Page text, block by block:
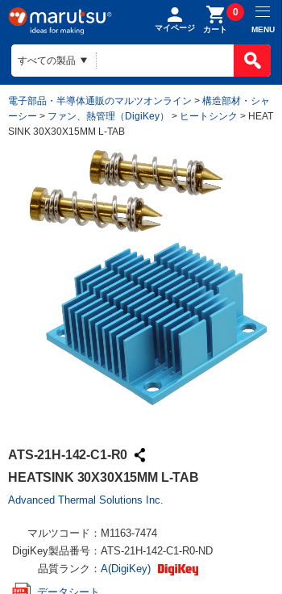
マイページ カート
0
MENU
電子部品・半導体通販のマルツオンライン > 構造部材・シャ
ーシー > ファン、熱管理（DigiKey） > ヒートシンク > HEAT
SINK 30X30X15MM L-TAB
ATS-21H-142-C1-R0
HEATSINK 30X30X15MM L-TAB
Advanced Thermal Solutions Inc.
マルツコード： M1163-7474
DigiKey製品番号： ATS-21H-142-C1-R0-ND
品質ランク： A(DigiKey)